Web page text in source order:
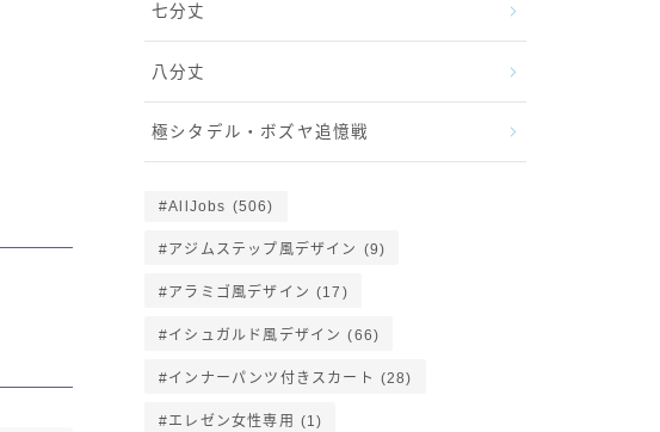
七分丈
八分丈
極シタデル・ボズヤ追憶戦
AllJobs (506)
アジムステップ風デザイン (9)
アラミゴ風デザイン (17)
イシュガルド風デザイン (66)
インナーパンツ付きスカート (28)
エレゼン女性専用 (1)